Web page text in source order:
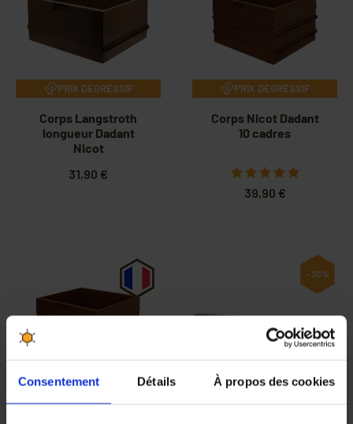
Consentement Détails À propos des cookies
PRIX DEGRESSIF
Corps Langstroth
longueur Dadant
Nicot
31,90 €
PRIX DEGRESSIF
Corps Nicot Dadant
10 cadres
39,90 €
PRIX DEGRESSIF
-30%